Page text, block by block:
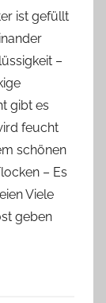
ist gefüllt
–
gibt es
feucht
schönen
– Es
Viele
geben